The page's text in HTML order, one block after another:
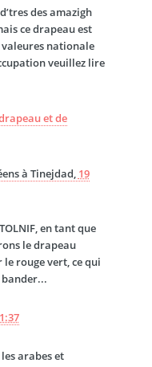
des amazigh
ce drapeau est
nationale
veuillez lire
et de
à Tinejdad, 19
en tant que
le drapeau
le rouge vert, ce qui
arabes et